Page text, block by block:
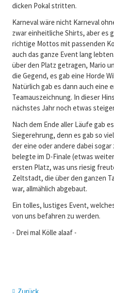
dicken Pokal stritten.
Karneval wäre nicht Karneval
zwar einheitliche Shirts, aber es
richtige Mottos mit passenden
auch das ganze Event lang
über den Platz getragen, Mario
die Gegend, es gab eine Horde
Natürlich gab es dann auch eine
Teamauszeichnung. In dieser
nächstes Jahr noch etwas
Nach dem Ende aller Läufe gab
Siegerehrung, denn es gab so
der eine oder andere dabei
belegte im D-Finale (etwas
ersten Platz, was uns riesig
Zeltstadt, die über den ganzen
war, allmählich abgebaut.
Ein tolles, lustiges Event,
von uns befahren zu werden.
- Drei mal Kölle alaaf -